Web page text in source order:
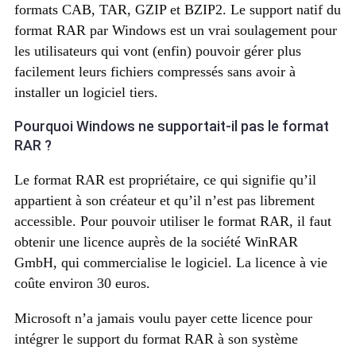
formats CAB, TAR, GZIP et BZIP2. Le support natif du
format RAR par Windows est un vrai soulagement pour
les utilisateurs qui vont (enfin) pouvoir gérer plus
facilement leurs fichiers compressés sans avoir à
installer un logiciel tiers.
Pourquoi Windows ne supportait-il pas le format
RAR ?
Le format RAR est propriétaire, ce qui signifie qu’il
appartient à son créateur et qu’il n’est pas librement
accessible. Pour pouvoir utiliser le format RAR, il faut
obtenir une licence auprès de la société WinRAR
GmbH, qui commercialise le logiciel. La licence à vie
coûte environ 30 euros.
Microsoft n’a jamais voulu payer cette licence pour
intégrer le support du format RAR à son système